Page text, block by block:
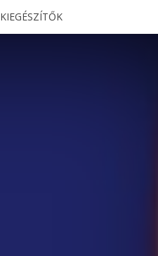
KIEGÉSZÍTŐK